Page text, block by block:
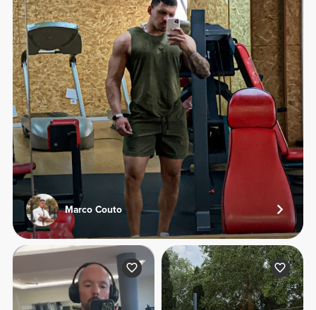
Marco Couto